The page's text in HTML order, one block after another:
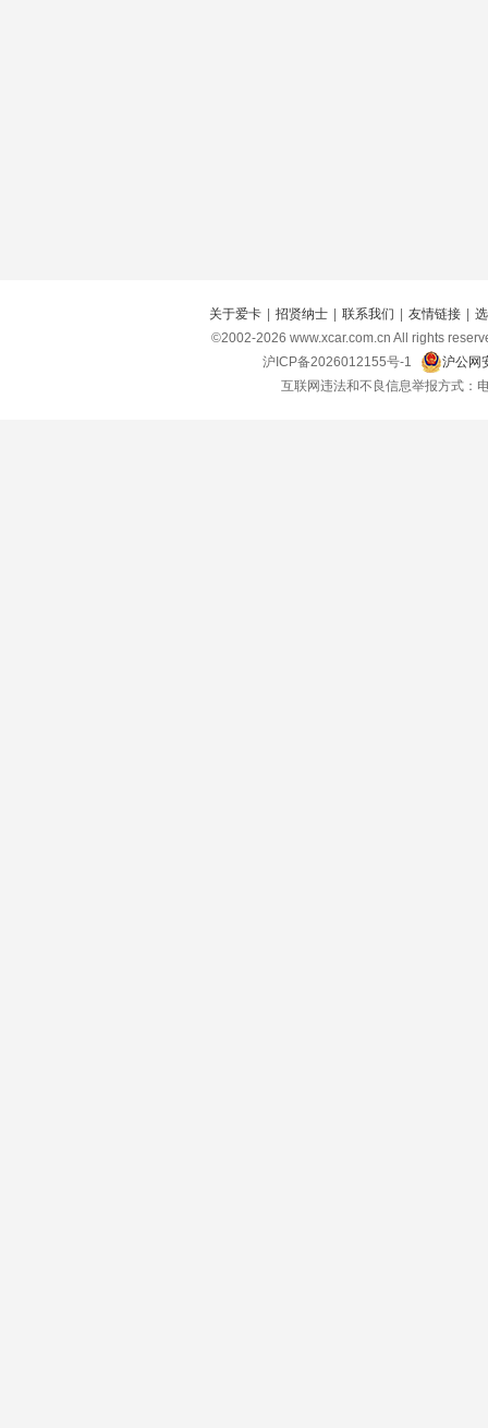
关于爱卡 招贤纳士 联系我们 友情链接
©2002-2026 www.xcar.com.cn All rights
沪ICP备2026012155号-1
沪公网
互联网违法和不良信息举报方式：